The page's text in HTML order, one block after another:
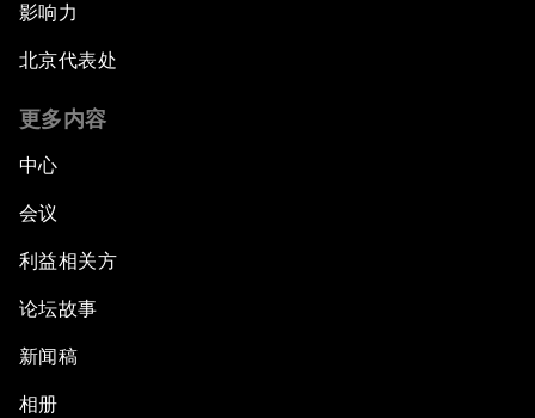
影响力
北京代表处
更多内容
中心
会议
利益相关方
论坛故事
新闻稿
相册